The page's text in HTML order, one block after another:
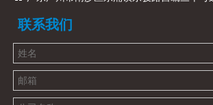
联系我们